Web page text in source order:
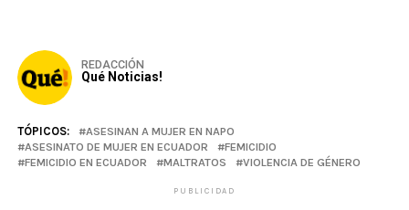
REDACCIÓN
Qué Noticias!
TÓPICOS:
ASESINAN A MUJER EN NAPO
ASESINATO DE MUJER EN ECUADOR
FEMICIDIO
FEMICIDIO EN ECUADOR
MALTRATOS VIOLENCIA DE GÉNERO
PUBLICIDAD